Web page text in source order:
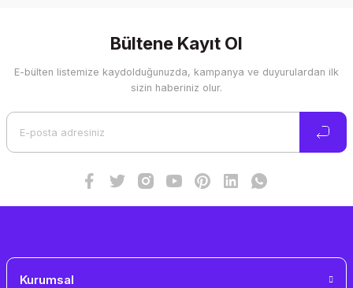
Bültene Kayıt Ol
E-bülten listemize kaydolduğunuzda, kampanya ve duyurulardan ilk
sizin haberiniz olur.
Kurumsal